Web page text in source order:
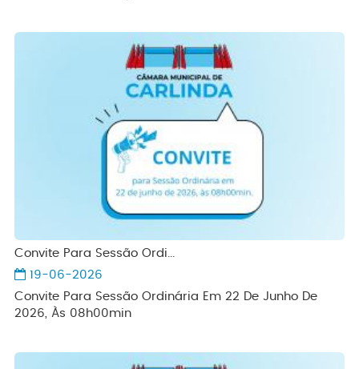
Convite Para Sessão Ordi...
19-06-2026
Convite Para Sessão Ordinária Em 22 De Junho De
2026, Às 08h00min